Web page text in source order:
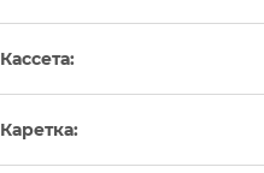
Кассета:
Каретка: